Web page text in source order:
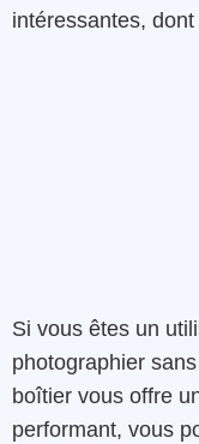
intéressantes, dont
Si vous êtes un
photographier
boîtier vous offre
performant, vous